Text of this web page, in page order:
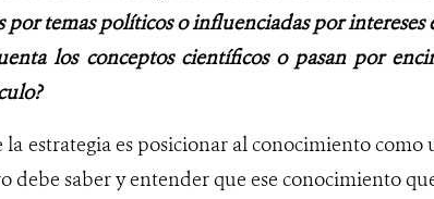
por temas políticos o influenciadas por intereses
los conceptos científicos o pasan por
estrategia es posicionar al conocimiento como
debe saber y entender que ese conocimiento